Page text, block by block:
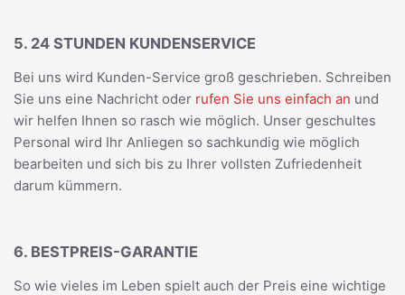
5. 24 STUNDEN KUNDENSERVICE
Bei uns wird Kunden-Service groß geschrieben. Schreiben
Sie uns eine Nachricht oder rufen Sie uns einfach an und
wir helfen Ihnen so rasch wie möglich. Unser geschultes
Personal wird Ihr Anliegen so sachkundig wie möglich
bearbeiten und sich bis zu Ihrer vollsten Zufriedenheit
darum kümmern.
6. BESTPREIS-GARANTIE
So wie vieles im Leben spielt auch der Preis eine wichtige